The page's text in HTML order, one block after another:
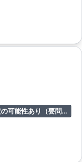
訓練所利用者または会員限定の可能性あり（要問合せ）